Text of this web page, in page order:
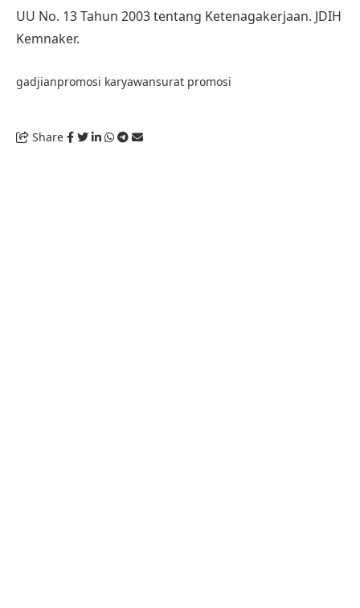
UU No. 13 Tahun 2003 tentang Ketenagakerjaan. JDIH
Kemnaker.
gadjianpromosi karyawansurat promosi
Share